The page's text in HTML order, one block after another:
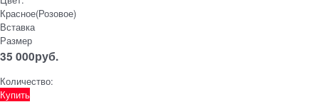
Красное(Розовое)
Вставка
Размер
35 000руб.
Количество:
Купить